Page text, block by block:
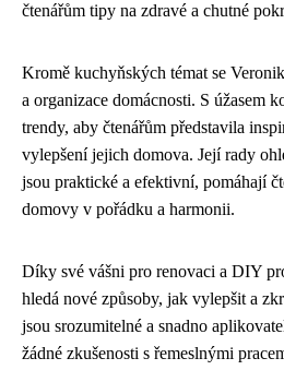
čtenářům tipy na zdravé a chutné
Kromě kuchyňských témat se
a organizace domácnosti. S úžasem
trendy, aby čtenářům představila
vylepšení jejich domova. Její rady
jsou praktické a efektivní, pomáhají
domovy v pořádku a harmonii.
Díky své vášni pro renovaci a DIY
hledá nové způsoby, jak vylepšit a
jsou srozumitelné a snadno
žádné zkušenosti s řemeslnými